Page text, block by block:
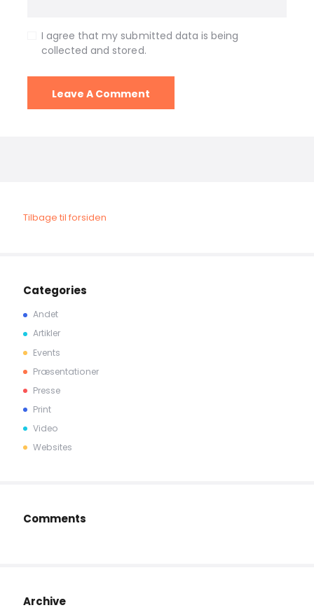
I agree that my submitted data is being
collected and stored.
Tilbage til forsiden
Categories
Andet
Artikler
Events
Præsentationer
Presse
Print
Video
Websites
Comments
Archive